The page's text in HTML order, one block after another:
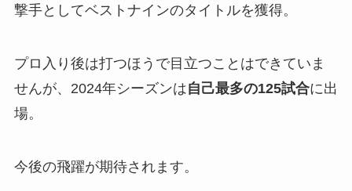
撃手としてベストナインのタイトルを獲得。
プロ入り後は打つほうで目立つことはできていま
せんが、2024年シーズンは自己最多の125試合に出
場。
今後の飛躍が期待されます。